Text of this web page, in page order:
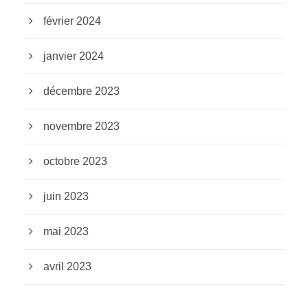
février 2024
janvier 2024
décembre 2023
novembre 2023
octobre 2023
juin 2023
mai 2023
avril 2023